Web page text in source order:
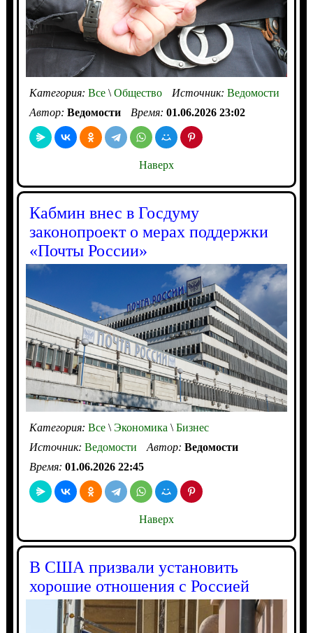
Категория: Все\Общество Источник: Ведомости
Автор: Ведомости Время: 01.06.2026 23:02
Наверх
Кабмин внес в Госдуму
законопроект о мерах поддержки
«Почты России»
Категория: Все\Экономика \Бизнес
Источник: Ведомости Автор: Ведомости
Время: 01.06.2026 22:45
Наверх
В США призвали установить
хорошие отношения с Россией